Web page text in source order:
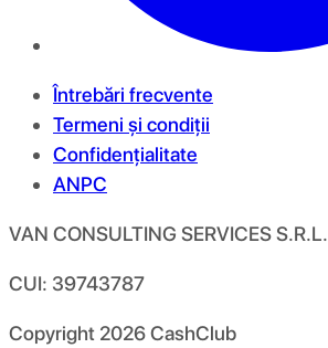
Întrebări frecvente
Termeni și condiții
Confidențialitate
ANPC
VAN CONSULTING SERVICES S.R.L.
CUI: 39743787
Copyright 2026CashClub